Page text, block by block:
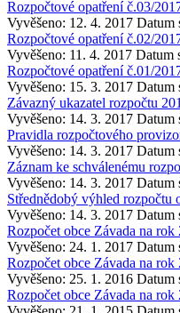
Rozpočtové opatření č.03/
Vyvěšeno: 12. 4. 2017 Datum
Rozpočtové opatření č.02/
Vyvěšeno: 11. 4. 2017 Datum
Rozpočtové opatření č.01/
Vyvěšeno: 15. 3. 2017 Datum
Závazný ukazatel rozpočtu
Vyvěšeno: 14. 3. 2017 Datum
Pravidla rozpočtového
Vyvěšeno: 14. 3. 2017 Datum
Záznam ke schválenému
Vyvěšeno: 14. 3. 2017 Datum
Střednědobý výhled rozpočtu
Vyvěšeno: 14. 3. 2017 Datum
Rozpočet obce Závada na rok
Vyvěšeno: 24. 1. 2017 Datum
Rozpočet obce Závada na rok
Vyvěšeno: 25. 1. 2016 Datum
Rozpočet obce Závada na rok